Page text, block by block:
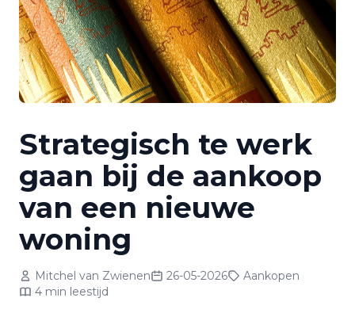
Strategisch te werk
gaan bij de aankoop
van een nieuwe
woning
Mitchel van Zwienen 26-05-2026
Aankopen
4 min leestijd